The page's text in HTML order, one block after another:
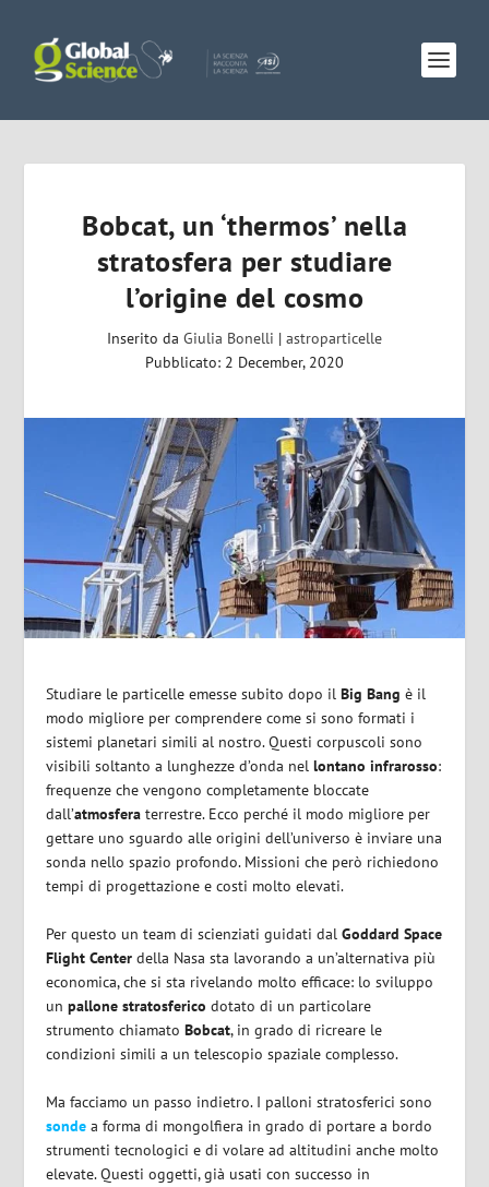
Bobcat, un ‘thermos’ nella
stratosfera per studiare
l’origine del cosmo
Inserito da Giulia Bonelli | astroparticelle
Pubblicato: 2 December, 2020
Studiare le particelle emesse subito dopo ilBig Bang è il
modo migliore per comprendere come si sono formati i
sistemi planetari simili al nostro. Questi corpuscoli sono
visibili soltanto a lunghezze d’onda nellontano infrarosso:
frequenze che vengono completamente bloccate
dall’atmosfera terrestre. Ecco perché il modo migliore per
gettare uno sguardo alle origini dell’universo è inviare una
sonda nello spazio profondo. Missioni che però richiedono
tempi di progettazione e costi molto elevati.
Per questo un team di scienziati guidati dalGoddard Space
Flight Center della Nasa sta lavorando a un’alternativa più
economica, che si sta rivelando molto efficace: lo sviluppo
unpallone stratosfericodotato di un particolare
strumento chiamatoBobcat, in grado di ricreare le
condizioni simili a un telescopio spaziale complesso.
Ma facciamo un passo indietro. I palloni stratosferici sono
sonde a forma di mongolfiera in grado di portare a bordo
strumenti tecnologici e di volare ad altitudini anche molto
elevate. Questi oggetti, già usati con successo in